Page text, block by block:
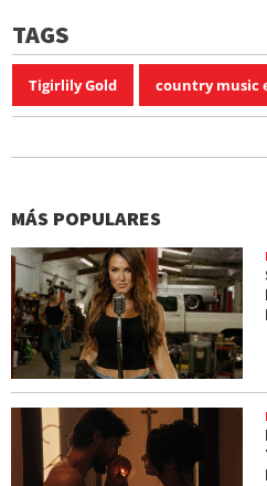
TAGS
Tigirlily Gold country music
MÁS POPULARES